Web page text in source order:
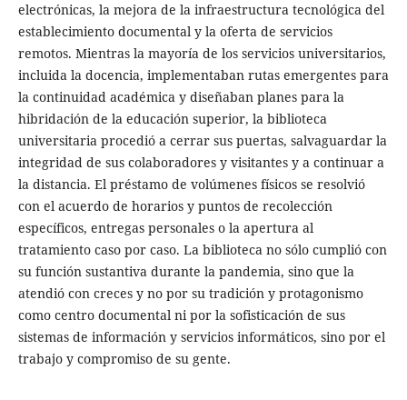
electrónicas, la mejora de la infraestructura tecnológica del
establecimiento documental y la oferta de servicios
remotos. Mientras la mayoría de los servicios universitarios,
incluida la docencia, implementaban rutas emergentes para
la continuidad académica y diseñaban planes para la
hibridación de la educación superior, la biblioteca
universitaria procedió a cerrar sus puertas, salvaguardar la
integridad de sus colaboradores y visitantes y a continuar a
la distancia. El préstamo de volúmenes físicos se resolvió
con el acuerdo de horarios y puntos de recolección
específicos, entregas personales o la apertura al
tratamiento caso por caso. La biblioteca no sólo cumplió con
su función sustantiva durante la pandemia, sino que la
atendió con creces y no por su tradición y protagonismo
como centro documental ni por la sofisticación de sus
sistemas de información y servicios informáticos, sino por el
trabajo y compromiso de su gente.